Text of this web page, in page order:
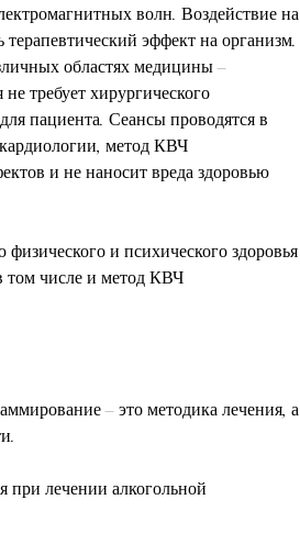
волн. Воздействие на
терапевтический эффект на организм.
областях медицины –
требует хирургического
пациента. Сеансы проводятся в
метод КВЧ
и не наносит вреда здоровью
и психического здоровья
том числе и метод КВЧ
– это методика лечения, а
при лечении алкогольной